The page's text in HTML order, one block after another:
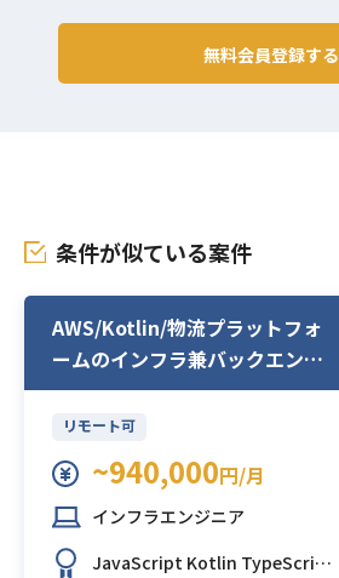
無料会員登録する
条件が似ている案件
AWS/Kotlin/物流プラットフォ
ームのインフラ兼バックエンド
エンジニア
リモート可
~940,000円/月
インフラエンジニア
JavaScript Kotlin TypeScript